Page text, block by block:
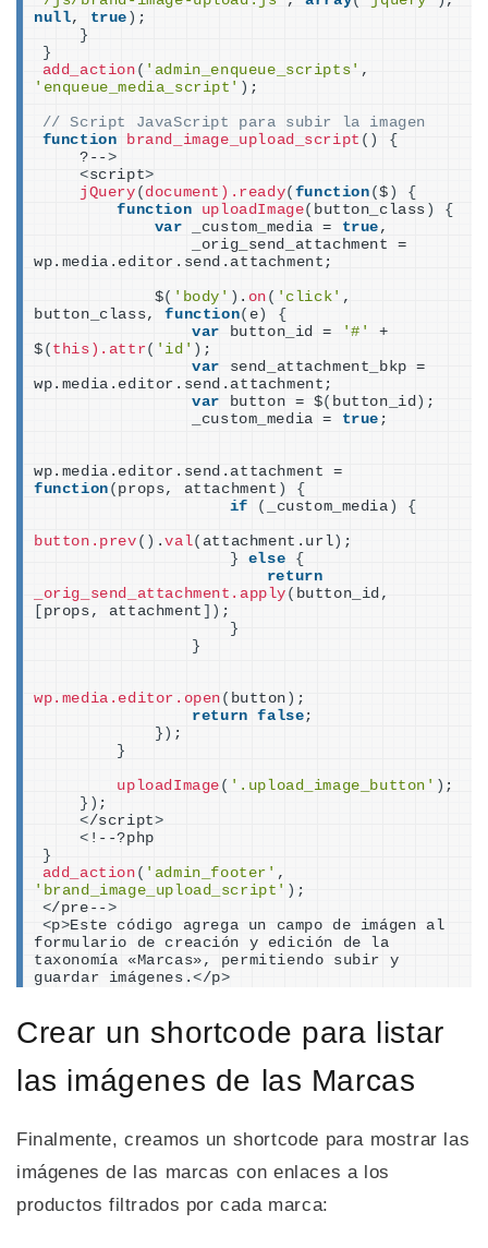
null, true ) ;
}
}
add_action ( 'admin_enqueue_scripts'
'enqueue_media_script' ) ;
// Script JavaScript para subir la imagen
function
brand_image_upload_script ()
{
    ?--
>
<script>
jQuery ( document).ready( function ($ )
{
function
uploadImage( button_class )
{
var _custom_media = true ,
                _orig_send_attachment =
wp.media.editor.send.attachment;
            $
( 'body' ) . on ( 'click' ,
button_class, function( e )
{
var button_id = '#'
+
$ ( this).attr( 'id' ) ;
var send_attachment_bkp =
wp.media.editor.send.attachment;
var button = $( button_id ) ;
                _custom_media =
true ;
function ( props, attachment )
{
if
( _custom_media ) {
button.prev () .val( attachment.url ) ;
}
else
{
return
_orig_send_attachment.apply (
props, attachment ]) ;
}
}
wp.media.editor.open ( button ) ;
return
false;
}) ;
}
uploadImage ( '.upload_image_button' ) ;
}) ;
</script>
< !--?php
}
add_action ( 'admin_footer'
'brand_image_upload_script' ) ;
</pre-->
<p>Este código agrega un campo de imágen al
formulario de creación y edición de la
taxonomía «Marcas», permitiendo subir y
guardar imágenes.</p>
Crear un shortcode para listar
las imágenes de las Marcas
Finalmente, creamos un shortcode para mostrar las
imágenes de las marcas con enlaces a los
productos filtrados por cada marca: